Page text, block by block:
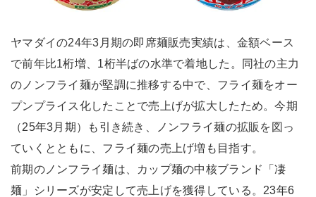
ヤマダイの24年3月期の即席麺販売実績は、金額ベース
で前年比1桁増、1桁半ばの水準で着地した。同社の主力
のノンフライ麺が堅調に推移する中で、フライ麺をオー
プンプライス化したことで売上げが拡大したため。今期
（25年3月期）も引き続き、ノンフライ麺の拡販を図っ
ていくとともに、フライ麺の売上げ増も目指す。
前期のノンフライ麺は、カップ麺の中核ブランド「凄
麺」シリーズが安定して売上げを獲得している。23年6